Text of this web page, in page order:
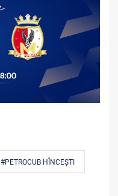
#PETROCUB HÎNCEȘTI